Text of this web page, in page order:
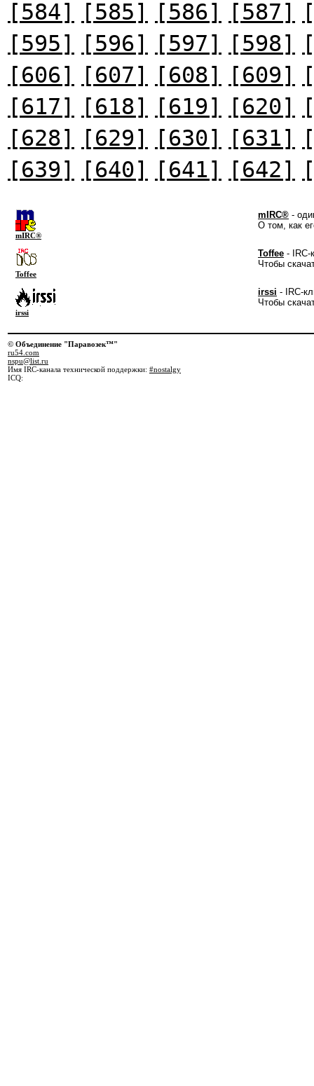
[584] [585] [586] [587]
[595]
[596] [597] [598]
[606]
[607] [608] [609]
[617]
[618] [619] [620]
[628]
[629] [630] [631]
[639]
[640] [641] [642]
mIRC®
mIRC® -
О том, как
Toffee
Toffee - IRC-
Чтобы
irssi
irssi - IRC-
Чтобы
© Объединение "Паравозек™"
ru54.com
nspu@list.ru
Имя IRC-канала технической поддержки: #nostalgy
ICQ: